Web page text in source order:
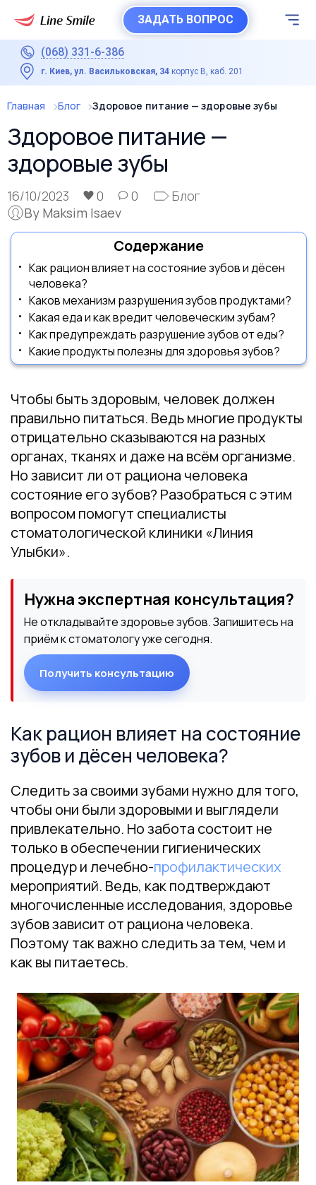
ЗАДАТЬ ВОПРОС
(068) 331-6-386
г. Киев, ул. Васильковская, 34 корпус В, каб. 201
Главная Блог Здоровое питание — здоровые зубы
Здоровое питание —
здоровые зубы
16/10/2023 0 0
Блог
By Maksim Isaev
Содержание
Как рацион влияет на состояние зубов и дёсен
человека?
Каков механизм разрушения зубов продуктами?
Какая еда и как вредит человеческим зубам?
Как предупреждать разрушение зубов от еды?
Какие продукты полезны для здоровья зубов?
Чтобы быть здоровым, человек должен
правильно питаться. Ведь многие продукты
отрицательно сказываются на разных
органах, тканях и даже на всём организме.
Но зависит ли от рациона человека
состояние его зубов? Разобраться с этим
вопросом помогут специалисты
стоматологической клиники «Линия
Улыбки».
Нужна экспертная консультация?
Не откладывайте здоровье зубов. Запишитесь на
приём к стоматологу уже сегодня.
Получить консультацию
Как рацион влияет на состояние
зубов и дёсен человека?
Следить за своими зубами нужно для того,
чтобы они были здоровыми и выглядели
привлекательно. Но забота состоит не
только в обеспечении гигиенических
процедур и лечебно-профилактических
мероприятий. Ведь, как подтверждают
многочисленные исследования, здоровье
зубов зависит от рациона человека.
Поэтому так важно следить за тем, чем и
как вы питаетесь.